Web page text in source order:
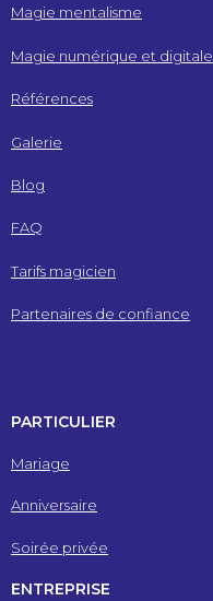
Magie mentalisme
Magie numérique et digitale
Références
Galerie
Blog
FAQ
Tarifs magicien
Partenaires de confiance
PARTICULIER
Mariage
Anniversaire
Soirée privée
ENTREPRISE